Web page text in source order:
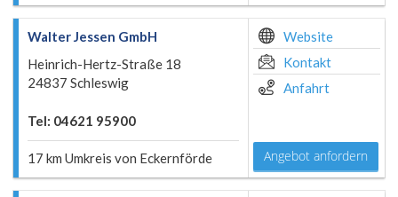
Walter Jessen GmbH
Heinrich-Hertz-Straße 18
24837 Schleswig
Tel: 04621 95900
17 km Umkreis von Eckernförde
Website
Kontakt
Anfahrt
Angebot anfordern